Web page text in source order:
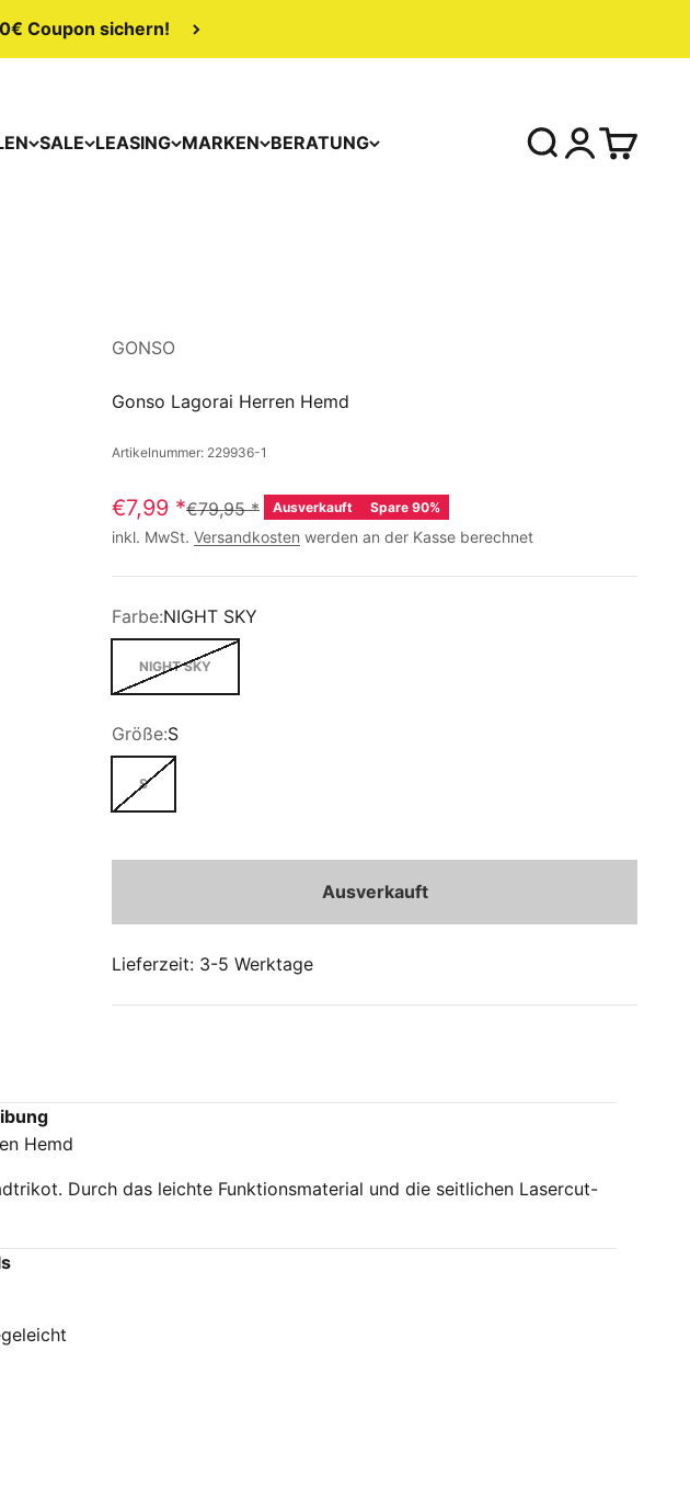
Coupon sichern!
SALE LEASING MARKEN BERATUNG
GONSO
Gonso Lagorai Herren Hemd
Artikelnummer: 229936-1
€7,99 *€79,95* Ausverkauft Spare 90%
inkl. MwSt. Versandkosten werden an der Kasse berechnet
Farbe:NIGHT SKY
NIGHT SKY
Größe:S
S
Ausverkauft
Lieferzeit: 3-5 Werktage
Hemd
Durch das leichte Funktionsmaterial und die seitlichen Lasercut-